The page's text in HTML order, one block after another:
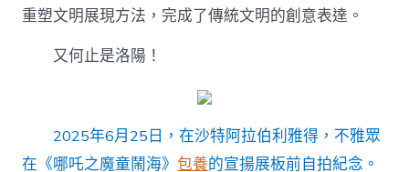
重塑文明展現方法，完成了傳統文明的創意表達。
又何止是洛陽！
2025年6月25日，在沙特阿拉伯利雅得，不雅眾
在《哪吒之魔童鬧海》包養的宣揚展板前自拍紀念。